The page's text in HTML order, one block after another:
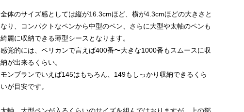
全体のサイズ感としては縦が16.3cmほど、横が4.3cmほどの大きさと
なり、コンパクトなペンから中型のペン、さらに大型や太軸のペンも
綺麗に収納できる薄型シースとなります。
感覚的には、ペリカンで言えば400番〜大きな1000番もスムースに収
納が出来るくらい。
モンブランでいえば145はもちろん、149もしっかり収納できるくら
いが目安です。